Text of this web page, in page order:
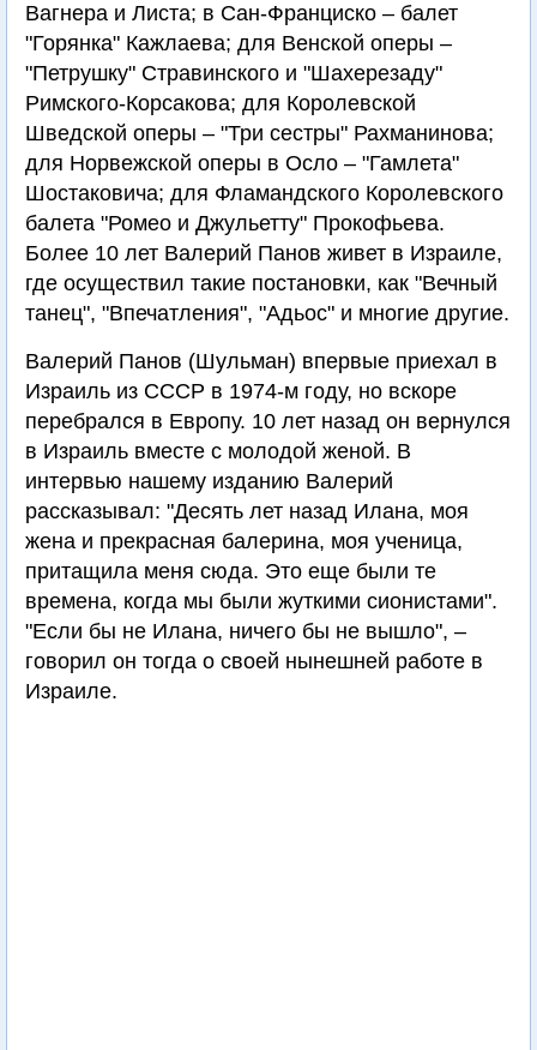
Вагнера и Листа; в Сан-Франциско – балет
"Горянка" Кажлаева; для Венской оперы –
"Петрушку" Стравинского и "Шахерезаду"
Римского-Корсакова; для Королевской
Шведской оперы – "Три сестры" Рахманинова;
для Норвежской оперы в Осло – "Гамлета"
Шостаковича; для Фламандского Королевского
балета "Ромео и Джульетту" Прокофьева.
Более 10 лет Валерий Панов живет в Израиле,
где осуществил такие постановки, как "Вечный
танец", "Впечатления", "Адьос" и многие другие.
Валерий Панов (Шульман) впервые приехал в
Израиль из СССР в 1974-м году, но вскоре
перебрался в Европу. 10 лет назад он вернулся
в Израиль вместе с молодой женой. В
интервью нашему изданию Валерий
рассказывал: "Десять лет назад Илана, моя
жена и прекрасная балерина, моя ученица,
притащила меня сюда. Это еще были те
времена, когда мы были жуткими сионистами".
"Если бы не Илана, ничего бы не вышло", –
говорил он тогда о своей нынешней работе в
Израиле.